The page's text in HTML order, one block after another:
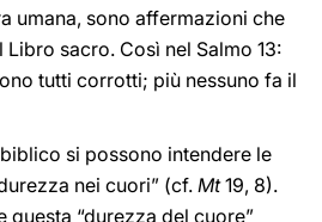
umana, sono affermazioni che
sacro. Così nel Salmo 13:
tutti corrotti; più nessuno fa il
si possono intendere le
nei cuori” (cf. Mt19, 8).
questa “durezza del cuore”